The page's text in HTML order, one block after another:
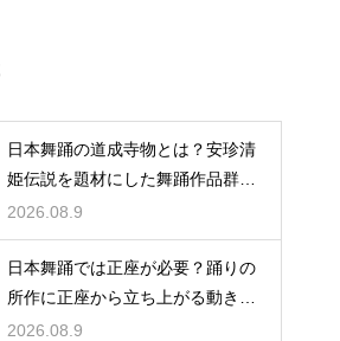
日本舞踊の道成寺物とは？安珍清
姫伝説を題材にした舞踊作品群！
鐘を使った大作の系譜を解説
2026.08.9
日本舞踊では正座が必要？踊りの
所作に正座から立ち上がる動きが
あるため基本！膝への負担と向き
2026.08.9